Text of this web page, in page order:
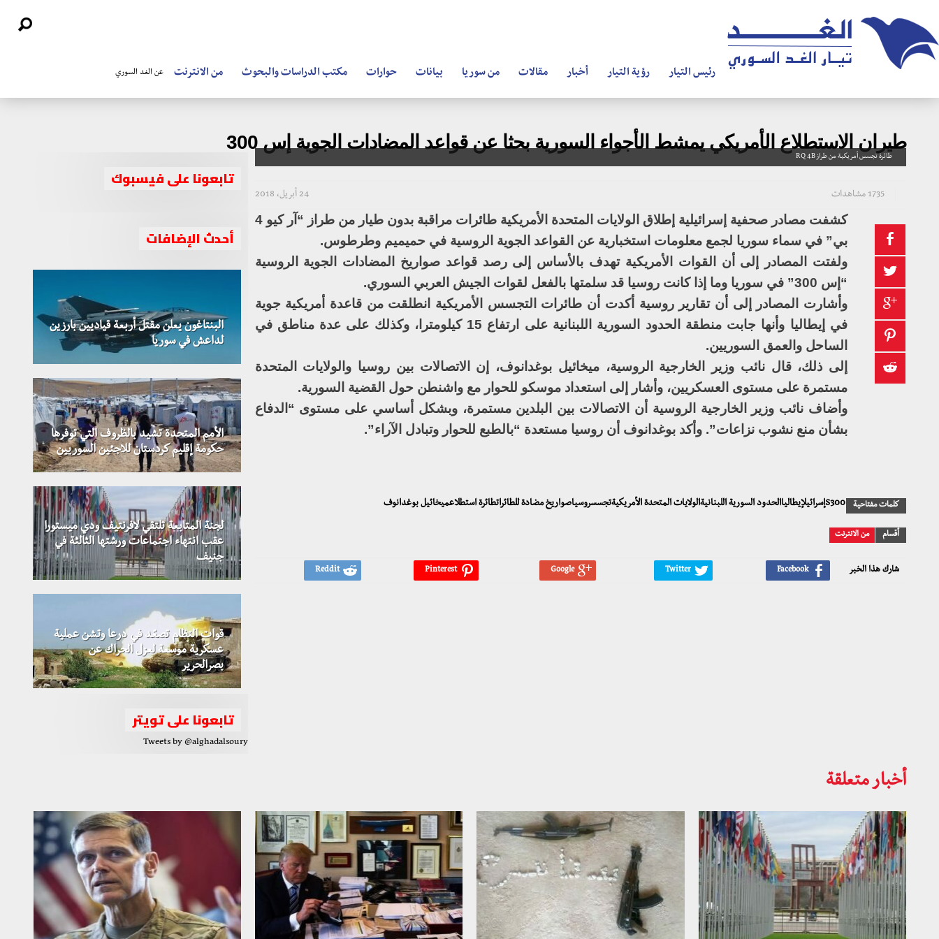
رئيس التيار رؤية التيار أخبار مقالات من سوريا بيانات حوارات مكتب الدراسات والبحوث من الانترنت عن الغد السوري
طيران الاستطلاع الأمريكي يمشط الأجواء السورية بحثا عن قواعد المضادات الجوية إس 300
طائرة تجسس أمريكية من طراز RQ 4B
24 أبريل، 2018 1735 مشاهدات
كشفت مصادر صحفية إسرائيلية إطلاق الولايات المتحدة الأمريكية طائرات مراقبة بدون طيار من طراز “آر كيو 4
بي” في سماء سوريا لجمع معلومات استخبارية عن القواعد الجوية الروسية في حميميم وطرطوس.
ولفتت المصادر إلى أن القوات الأمريكية تهدف بالأساس إلى رصد قواعد صواريخ المضادات الجوية الروسية
“إس 300” في سوريا وما إذا كانت روسيا قد سلمتها بالفعل لقوات الجيش العربي السوري.
وأشارت المصادر إلى أن تقارير روسية أكدت أن طائرات التجسس الأمريكية انطلقت من قاعدة أمريكية جوية
في إيطاليا وأنها جابت منطقة الحدود السورية اللبنانية على ارتفاع 15 كيلومترا، وكذلك على عدة مناطق في
الساحل والعمق السوريين.
إلى ذلك، قال نائب وزير الخارجية الروسية، ميخائيل بوغدانوف، إن الاتصالات بين روسيا والولايات المتحدة
مستمرة على مستوى العسكريين، وأشار إلى استعداد موسكو للحوار مع واشنطن حول القضية السورية.
وأضاف نائب وزير الخارجية الروسية أن الاتصالات بين البلدين مستمرة، وبشكل أساسي على مستوى “الدفاع
بشأن منع نشوب نزاعات”. وأكد بوغدانوف أن روسيا مستعدة “بالطبع للحوار وتبادل الآراء”.
كلمات مفتاحية S300إسرائيلإيطالياالحدود السورية اللبنانيةالولايات المتحدة الأمريكيةتجسسروسياصواريخ مضادة للطائراتطائرة استطلاعميخائيل بوغدانوف
أقسام من الانترنت
شارك هذا الخبر
تابعونا على فيسبوك
أحدث الإضافات
البنتاغون يعلن مقتل أربعة قياديين بارزين
لداعش في سوريا
الأمم المتحدة تشيد بالظروف التي توفرها
حكومة إقليم كردستان للاجئين السوريين
لجنة المتابعة تلتقي لافرنتيف ودي ميستورا
عقب انتهاء اجتماعات ورشتها الثالثة في
جنيف
قوات النظام تصعّد في درعا وتشن عملية
عسكرية موسعة لعزل الحراك عن
بصرالحرير
تابعونا على تويتر
Tweets by @alghadalsoury
أخبار متعلقة